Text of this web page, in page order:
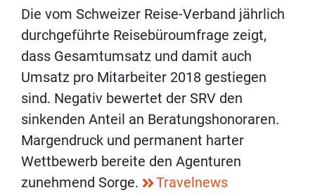
Die vom Schweizer Reise-Verband jährlich
durchgeführte Reisebüroumfrage zeigt,
dass Gesamtumsatz und damit auch
Umsatz pro Mitarbeiter 2018 gestiegen
sind. Negativ bewertet der SRV den
sinkenden Anteil an Beratungshonoraren.
Margendruck und permanent harter
Wettbewerb bereite den Agenturen
zunehmend Sorge.
Travelnews